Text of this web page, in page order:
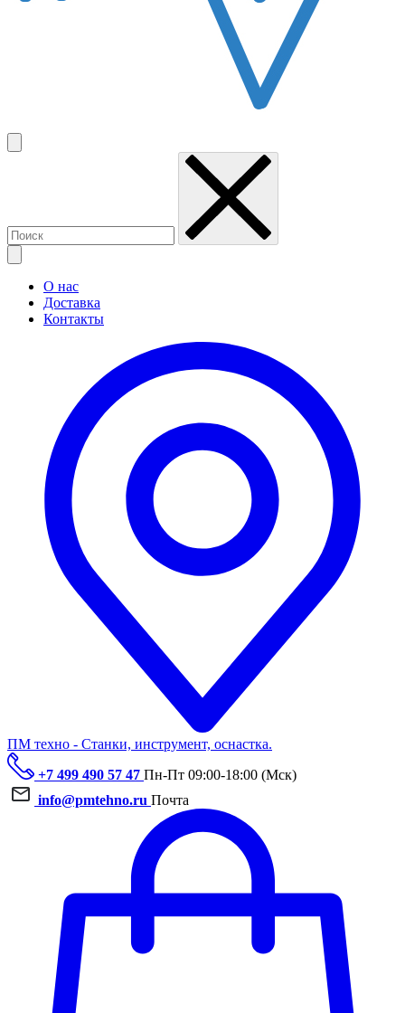
О нас
Доставка
Контакты
ПМ техно - Станки, инструмент, оснастка.
+7 499 490 57 47 Пн-Пт 09:00-18:00 (Мск)
info@pmtehno.ru Почта